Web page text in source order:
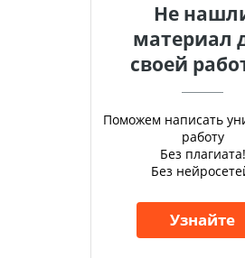
Не
материал
своей
Поможем написать
работу
Без плагиата!
Без
Узнайте